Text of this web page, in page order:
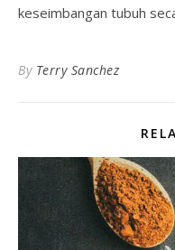
keseimbangan tubuh
By Terry Sanchez